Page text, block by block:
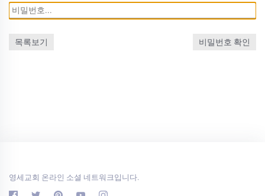
목록보기 비밀번호 확인
영세교회 온라인 소셜 네트워크입니다.